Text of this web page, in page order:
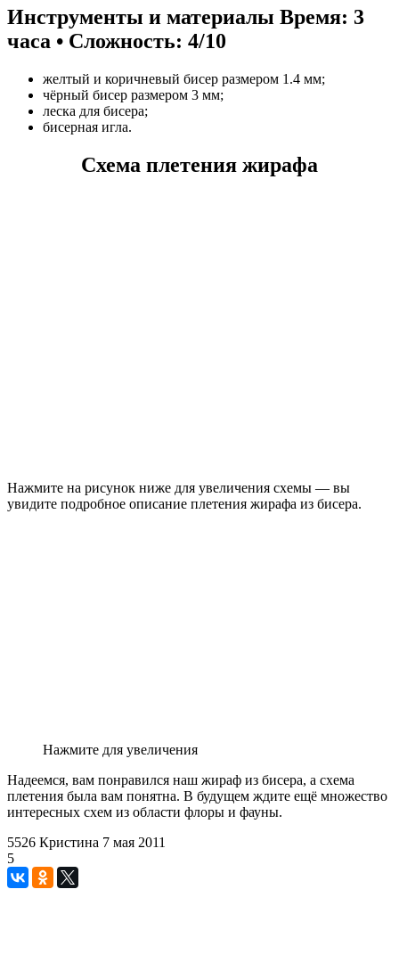
Инструменты и материалы Время: 3
часа • Сложность: 4/10
желтый и коричневый бисер размером 1.4 мм;
чёрный бисер размером 3 мм;
леска для бисера;
бисерная игла.
Схема плетения жирафа
Нажмите на рисунок ниже для увеличения схемы — вы
увидите подробное описание плетения жирафа из бисера.
Нажмите для увеличения
Надеемся, вам понравился наш жираф из бисера, а схема
плетения была вам понятна. В будущем ждите ещё множество
интересных схем из области флоры и фауны.
5526 Кристина 7 мая 2011
5